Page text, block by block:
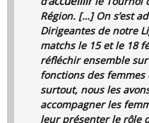
Région. […] On s’est
Dirigeantes de notre
matchs le 15 et le 18
réfléchir ensemble
fonctions des
surtout, nous les
accompagner les
leur présenter le rôle